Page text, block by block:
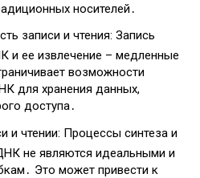
носителей․
записи и чтения: Запись
и ее извлечение – медленные
возможности
для хранения данных,
доступа․
и чтении: Процессы синтеза и
не являются идеальными и
Это может привести к